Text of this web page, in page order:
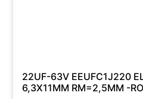
22UF-63V EEUFC1J220
6,3X11MM RM=2,5MM -